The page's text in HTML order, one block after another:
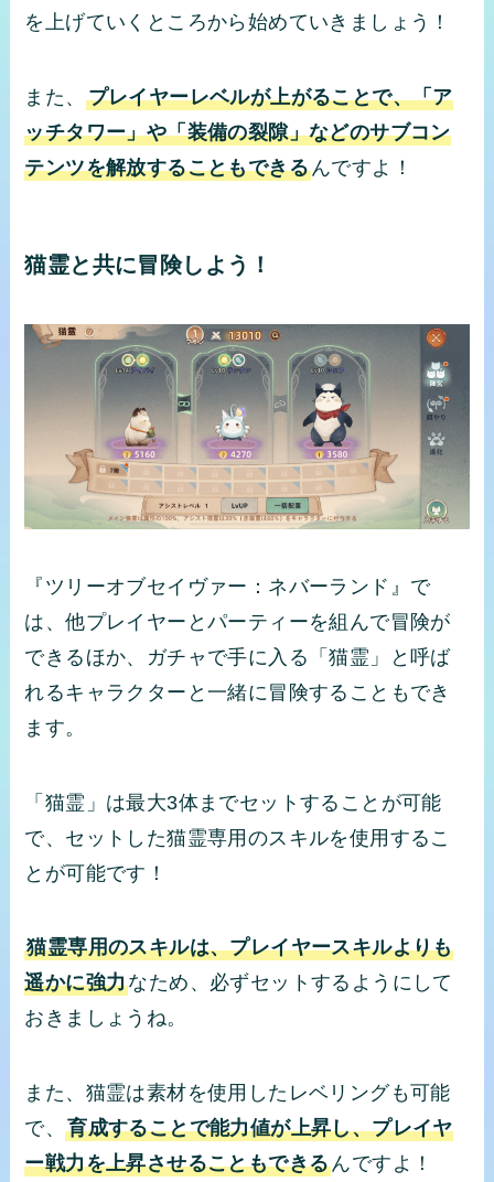
を上げていくところから始めていきましょう！
また、 プレイヤーレベルが上がることで、「ア
ッチタワー」や「装備の裂隙」などのサブコン
テンツを解放することもできるんですよ！
猫霊と共に冒険しよう！
『ツリーオブセイヴァー：ネバーランド』で
は、他プレイヤーとパーティーを組んで冒険が
できるほか、ガチャで手に入る「猫霊」と呼ば
れるキャラクターと一緒に冒険することもでき
ます。
「猫霊」は最大3体までセットすることが可能
で、セットした猫霊専用のスキルを使用するこ
とが可能です！
猫霊専用のスキルは、プレイヤースキルよりも
遥かに強力なため、必ずセットするようにして
おきましょうね。
また、猫霊は素材を使用したレベリングも可能
で、育成することで能力値が上昇し、プレイヤ
ー戦力を上昇させることもできるんですよ！